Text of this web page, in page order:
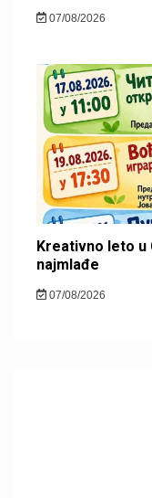
07/08/2026
Kreativno leto u
najmlađe
07/08/2026